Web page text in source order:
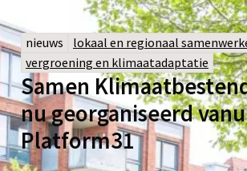
nieuws
lokaal en regionaal
vergroening en klimaatadaptatie
Samen
nu georganiseerd
Platform31